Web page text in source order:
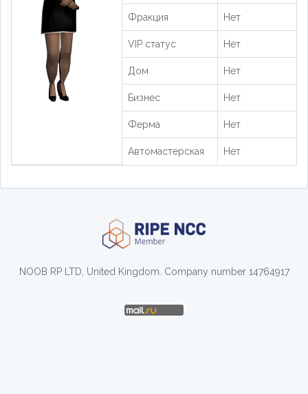
Фракция Нет
VIP статус Нет
Дом Нет
Бизнес Нет
Ферма Нет
Автомастерская Нет
NOOB RP LTD, United Kingdom. Company number 14764917